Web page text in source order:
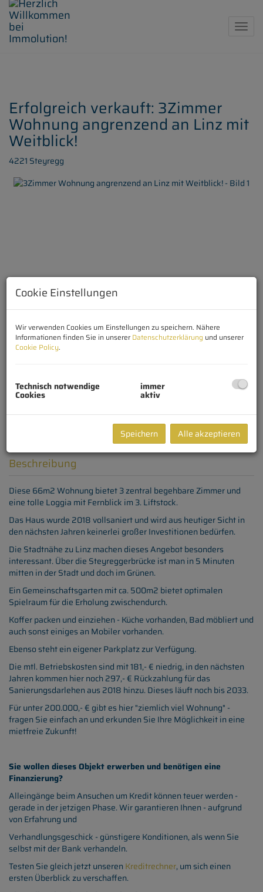
Erfolgreich verkauft: 3Zimmer
Wohnung angrenzend an Linz mit
Weitblick!
4221 Steyregg
Beschreibung
Diese 66m2 Wohnung bietet 3 zentral begehbare Zimmer und
eine tolle Loggia mit Fernblick im 3. Liftstock.
Das Haus wurde 2018 vollsaniert und wird aus heutiger Sicht in
den nächsten Jahren keinerlei großer Investitionen bedürfen.
Die Stadtnähe zu Linz machen dieses Angebot besonders
interessant. Über die Steyreggerbrücke ist man in 5 Minuten
mitten in der Stadt und doch im Grünen.
Ein Gemeinschaftsgarten mit ca. 500m2 bietet optimalen
Spielraum für die Erholung zwischendurch.
Koffer packen und einziehen - Küche vorhanden, Bad möbliert und
auch sonst einiges an Mobiler vorhanden.
Ebenso steht ein eigener Parkplatz zur Verfügung.
Die mtl. Betriebskosten sind mit 181,- € niedrig, in den nächsten
Jahren kommen hier noch 297,- € Rückzahlung für das
Sanierungsdarlehen aus 2018 hinzu. Dieses läuft noch bis 2033.
Für unter 200.000,- € gibt es hier "ziemlich viel Wohnung" -
fragen Sie einfach an und erkunden Sie Ihre Möglichkeit in eine
mietfreie Zukunft!
Sie wollen dieses Objekt erwerben und benötigen eine
Finanzierung?
Alleingänge beim Ansuchen um Kredit können teuer werden -
gerade in der jetzigen Phase. Wir garantieren Ihnen - aufgrund
von Erfahrung und
Verhandlungsgeschick - günstigere Konditionen, als wenn Sie
selbst mit der Bank verhandeln.
Testen Sie gleich jetzt unseren Kreditrechner, um sich einen
ersten Überblick zu verschaffen.
Cookie Einstellungen
Wir verwenden Cookies um Einstellungen zu speichern. Nähere
Informationen finden Sie in unserer Datenschutzerklärung und unserer
Cookie Policy.
Technisch notwendige
Cookies
immer
aktiv
Speichern Alle akzeptieren